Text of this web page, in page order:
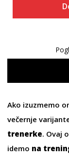
Ako izuzmemo
večernje
trenerke. Ovaj
idemo na